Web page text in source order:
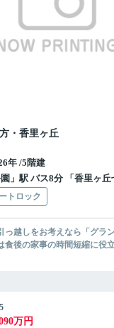
・香里ヶ丘
年 /5階建
」駅 バス8分 「香里ヶ
トロック
っ越しをお考えなら「グラ
食後の家事の時間短縮に役
万円